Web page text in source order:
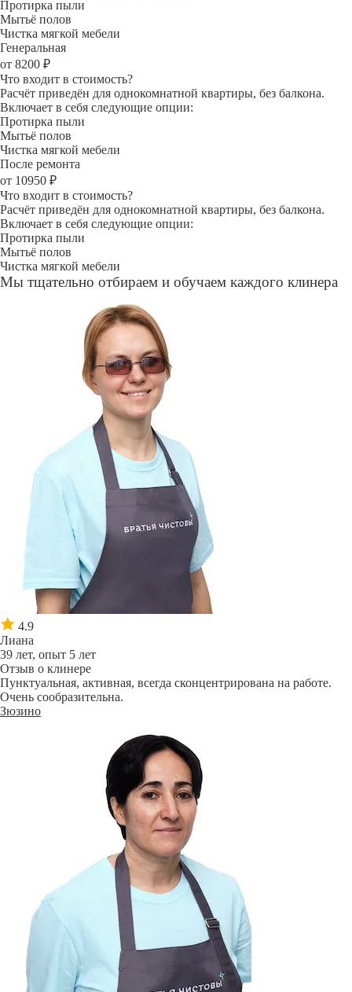
Протирка пыли
Мытьё полов
Чистка мягкой мебели
Генеральная
от 8200 ₽
Что входит в стоимость?
Расчёт приведён для однокомнатной квартиры, без балкона.
Включает в себя следующие опции:
Протирка пыли
Мытьё полов
Чистка мягкой мебели
После ремонта
от 10950 ₽
Что входит в стоимость?
Расчёт приведён для однокомнатной квартиры, без балкона.
Включает в себя следующие опции:
Протирка пыли
Мытьё полов
Чистка мягкой мебели
Мы тщательно отбираем и обучаем каждого клинера
4.9
Лиана
39 лет, опыт 5 лет
Отзыв о клинере
Пунктуальная, активная, всегда сконцентрирована на работе.
Очень сообразительна.
Зюзино